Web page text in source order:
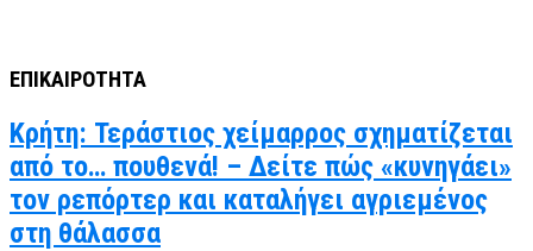
ΕΠΙΚΑΙΡΟΤΗΤΑ
Κρήτη: Τεράστιος χείμαρρος σχηματίζεται
από το… πουθενά! – Δείτε πώς «κυνηγάει»
τον ρεπόρτερ και καταλήγει αγριεμένος
στη θάλασσα